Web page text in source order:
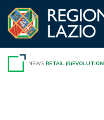
contenuto
NEWS RETAIL (R)EVOLUTION